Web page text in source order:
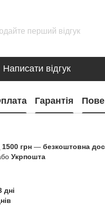
перший відгук
Написати відгук
Гарантія
1500 грн — безкоштовна
Укрпошта
дні